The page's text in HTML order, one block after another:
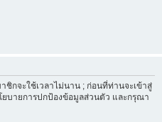
กจะใช้เวลาไม่นาน ; ก่อนที่ท่านจะเข้าสู่
ยบายการปกป้องข้อมูลส่วนตัว และกรุณา